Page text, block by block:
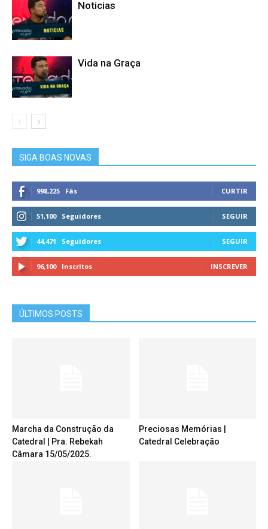
Noticias
Vida na Graça
SIGA BOAS NOVAS
998,225 Fãs CURTIR
51,100 Seguidores SEGUIR
44,471 Seguidores SEGUIR
96,100 Inscritos INSCREVER
ÚLTIMOS POSTS
Marcha da Construção da
Catedral | Pra. Rebekah
Câmara 15/05/2025.
Preciosas Memórias |
Catedral Celebração